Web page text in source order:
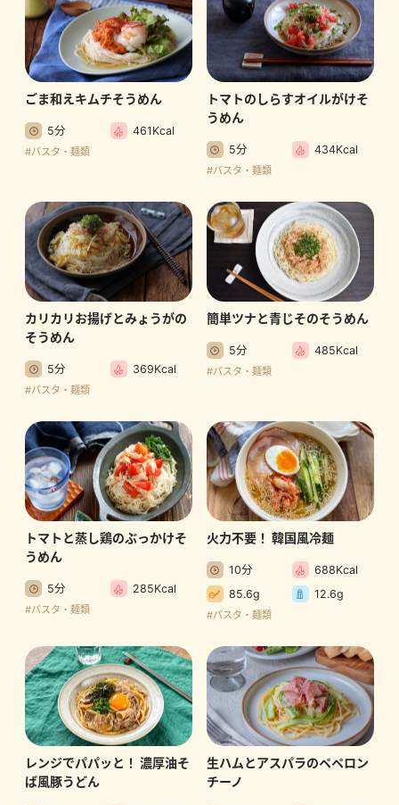
ごま和えキムチそうめん
5分 461Kcal
#パスタ・麺類
トマトのしらすオイルがけそ
うめん
5分 434Kcal
#パスタ・麺類
カリカリお揚げとみょうがの
そうめん
5分 369Kcal
#パスタ・麺類
簡単ツナと青じそのそうめん
5分 485Kcal
#パスタ・麺類
トマトと蒸し鶏のぶっかけそ
うめん
5分 285Kcal
#パスタ・麺類
火力不要！ 韓国風冷麺
10分
688Kcal
85.6g
12.6g
#パスタ・麺類
レンジでパパッと！ 濃厚油そ
ば風豚うどん
生ハムとアスパラのペペロン
チーノ